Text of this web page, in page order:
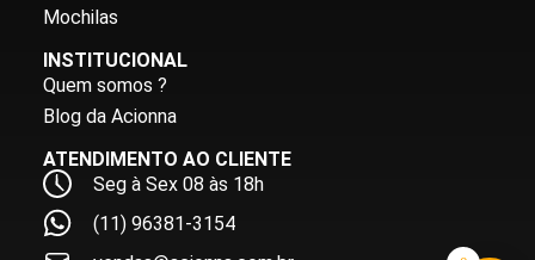
Mochilas
INSTITUCIONAL
Quem somos ?
Blog da Acionna
ATENDIMENTO AO CLIENTE
Seg à Sex 08 às 18h
(11) 96381-3154